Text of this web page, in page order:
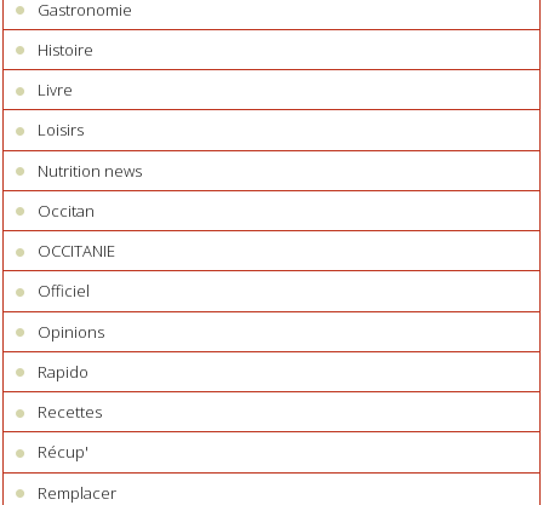
Gastronomie
Histoire
Livre
Loisirs
Nutrition news
Occitan
OCCITANIE
Officiel
Opinions
Rapido
Recettes
Récup'
Remplacer